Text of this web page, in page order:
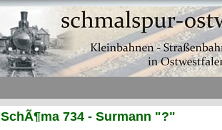
SchÃ¶ma 734 - Surmann "?"